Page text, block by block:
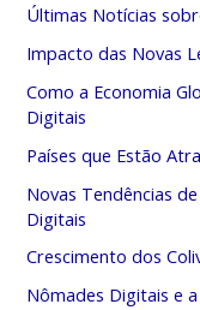
Últimas Notícias
Impacto das Novas
Como a Economia
Digitais
Países que Estão
Novas Tendências
Digitais
Crescimento dos
Nômades Digitais e